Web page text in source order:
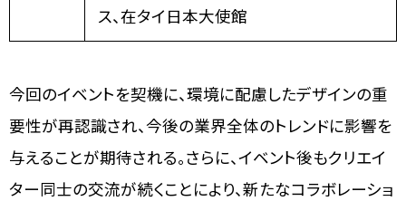
ス、在タイ日本大使館
今回のイベントを契機に、環境に配慮したデザインの重
要性が再認識され、今後の業界全体のトレンドに影響を
与えることが期待される。さらに、イベント後もクリエイ
ター同士の交流が続くことにより、新たなコラボレーショ